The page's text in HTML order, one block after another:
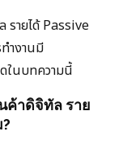
รายได้ Passive
ำงานมี
ในบทความนี้
ค้าดิจิทัล ราย